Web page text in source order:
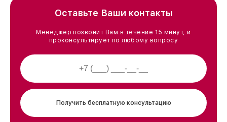
Оставьте Ваши контакты
Менеджер позвонит Вам в течение 15 минут, и
проконсультирует по любому вопросу
Получить бесплатную консультацию